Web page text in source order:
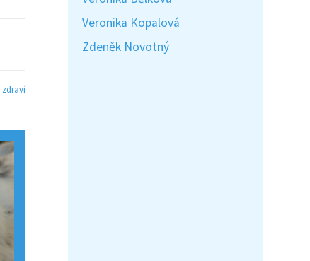
zdraví
Veronika Kopalová
Zdeněk Novotný